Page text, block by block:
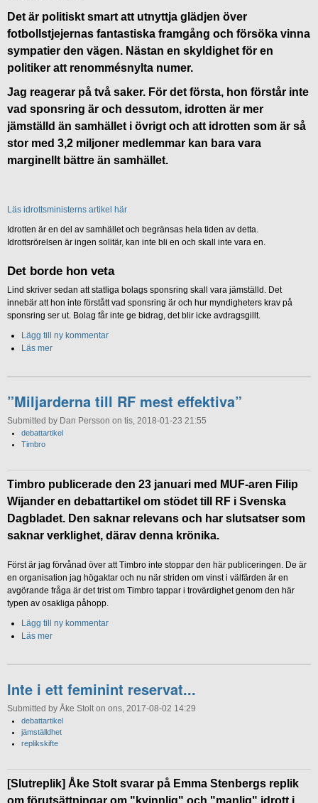
Det är politiskt smart att utnyttja glädjen över
fotbollstjejernas fantastiska framgång och försöka vinna
sympatier den vägen. Nästan en skyldighet för en
politiker att renommésnylta numer.
Jag reagerar på två saker. För det första, hon förstår inte
vad sponsring är och dessutom, idrotten är mer
jämställd än samhället i övrigt och att idrotten som är så
stor med 3,2 miljoner medlemmar kan bara vara
marginellt bättre än samhället.
Läs idrottsministerns artikel här
Idrotten är en del av samhället och begränsas hela tiden av detta.
Idrottsrörelsen är ingen solitär, kan inte bli en och skall inte vara en.
Det borde hon veta
Lind skriver sedan att statliga bolags sponsring skall vara jämställd. Det
innebär att hon inte förstått vad sponsring är och hur myndigheters krav på
sponsring ser ut. Bolag får inte ge bidrag, det blir icke avdragsgillt.
Lägg till ny kommentar
Läs mer
”Miljarderna till RF mest effektiva”
Submitted by Dan Persson on tis, 2018-01-23 21:55
debattartikel
Timbro
Timbro publicerade den 23 januari med MUF-aren Filip
Wijander en debattartikel om stödet till RF i Svenska
Dagbladet. Den saknar relevans och har slutsatser som
saknar verklighet, därav denna krönika.
Först är jag förvånad över att Timbro inte stoppar den här publiceringen. De är
en organisation jag högaktar och nu när striden om vinst i välfärden är en
avgörande fråga är det trist om Timbro tappar i trovärdighet genom den här
typen av osakliga påhopp.
Lägg till ny kommentar
Läs mer
Inte i ett feminint reservat...
Submitted by Åke Stolt on ons, 2017-08-02 14:29
debattartikel
jämställdhet
replikskifte
[Slutreplik] Åke Stolt svarar på Emma Stenbergs replik